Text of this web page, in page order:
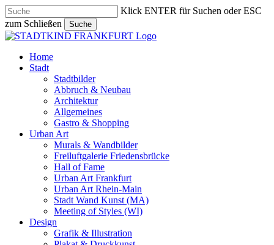
Skip
to
main
content
Klick ENTER für Suchen oder ESC
zum Schließen
Suche
Close
search
Menu
Home
Stadt
Stadtbilder
Abbruch & Neubau
Architektur
Allgemeines
Gastro & Shopping
Urban Art
Murals & Wandbilder
Freiluftgalerie Friedensbrücke
Hall of Fame
Urban Art Frankfurt
Urban Art Rhein-Main
Stadt Wand Kunst (MA)
Meeting of Styles (WI)
Design
Grafik & Illustration